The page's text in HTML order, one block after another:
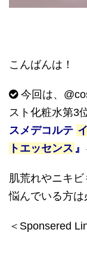
こんばんは！
今回は、
スト化粧水第3
スメデコルテ
トエッセンス 』
肌荒れやニキ
悩んでいる方は
＜Sponsered